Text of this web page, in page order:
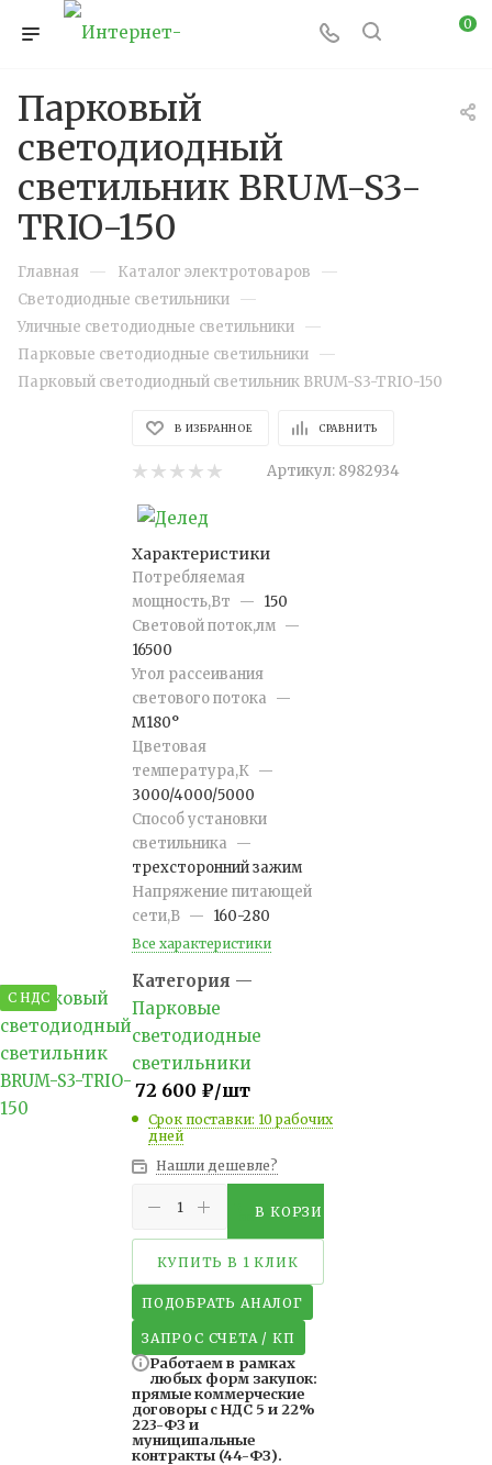
0
Парковый
светодиодный
светильник BRUM-S3-
TRIO-150
Главная — Каталог электротоваров —
Светодиодные светильники —
Уличные светодиодные светильники —
Парковые светодиодные светильники —
Парковый светодиодный светильник BRUM-S3-TRIO-150
С НДС
В ИЗБРАННОЕ СРАВНИТЬ
Артикул: 8982934
Характеристики
Потребляемая
мощность,Вт — 150
Световой поток,лм —
16500
Угол рассеивания
светового потока —
М180°
Цветовая
температура,К —
3000/4000/5000
Способ установки
светильника —
трехсторонний зажим
Напряжение питающей
сети,В — 160-280
Все характеристики
Категория —
Парковые
светодиодные
светильники
72 600 ₽/шт
Срок поставки: 10 рабочих
дней
Нашли дешевле?
В КОРЗИНУ
КУПИТЬ В 1 КЛИК
ПОДОБРАТЬ АНАЛОГ
ЗАПРОС СЧЕТА / КП
Работаем в рамках
любых форм закупок:
прямые коммерческие
договоры с НДС 5 и 22%
223-ФЗ и
муниципальные
контракты (44-ФЗ).